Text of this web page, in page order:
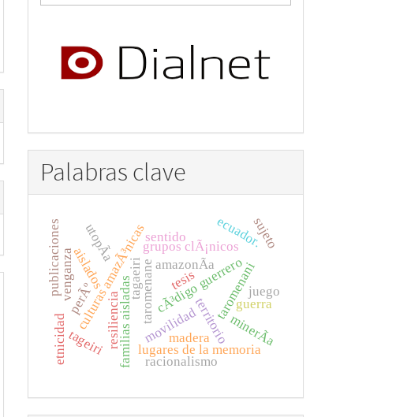
Palabras clave
tagaeiri
culturas amazÃ³nicasmovilidad
grupos clÃ¡nicos
familias aisladas cÃ³digo guerrero
resiliencia territorio
lugares de la memoria
taromenane
tageiri
amazonÃ­a
aislados taromenani
ecuador.
perÃº
madera minerÃ­a
utopÃ­a
racionalismo
tesis
venganza
guerra
sentido
juego
sujeto
etnicidad
publicaciones